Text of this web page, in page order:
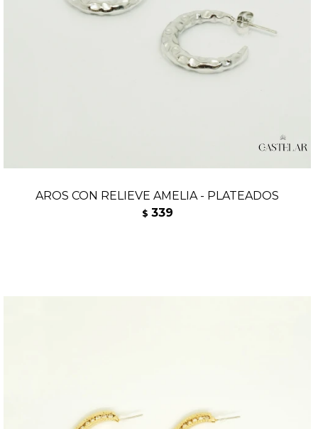
AROS CON RELIEVE AMELIA - PLATEADOS
$ 339